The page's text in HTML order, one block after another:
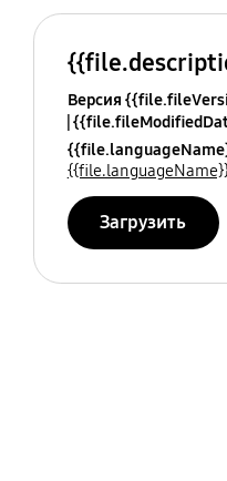
Версия
Загрузить